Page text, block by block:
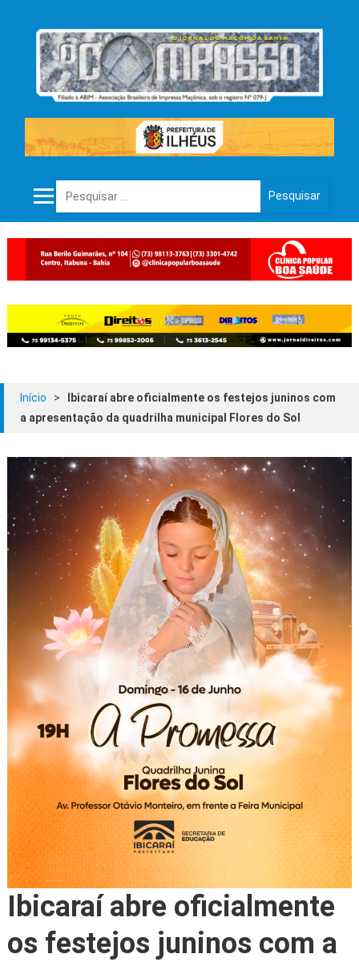
Pesquisar por:
Início >
Ibicaraí abre oficialmente os festejos juninos com
a apresentação da quadrilha municipal Flores do Sol
Ibicaraí abre oficialmente
os festejos juninos com a